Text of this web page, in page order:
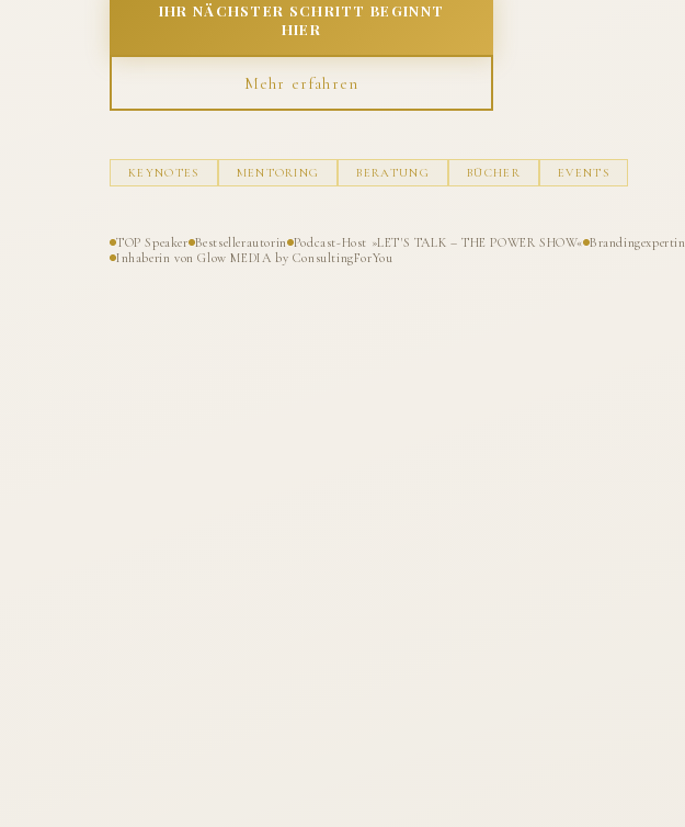
IHR NÄCHSTER SCHRITT BEGINNT
HIER
Mehr erfahren
KEYNOTES MENTORING BERATUNG BÜCHER EVENTS
TOP Speaker Bestsellerautorin Podcast-Host »LET'S TALK – THE POWER SHOW« Brandingexpertin
Inhaberin von Glow MEDIA by ConsultingForYou